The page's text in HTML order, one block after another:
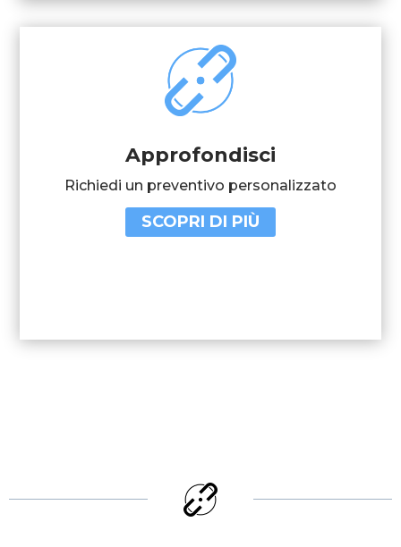
Approfondisci
Richiedi un preventivo personalizzato
SCOPRI DI PIÙ